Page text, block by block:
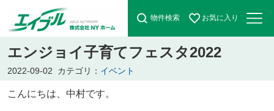
物件検索 お気に入り
エンジョイ子育てフェスタ2022
2022-09-02 カテゴリ： イベント
こんにちは、中村です。